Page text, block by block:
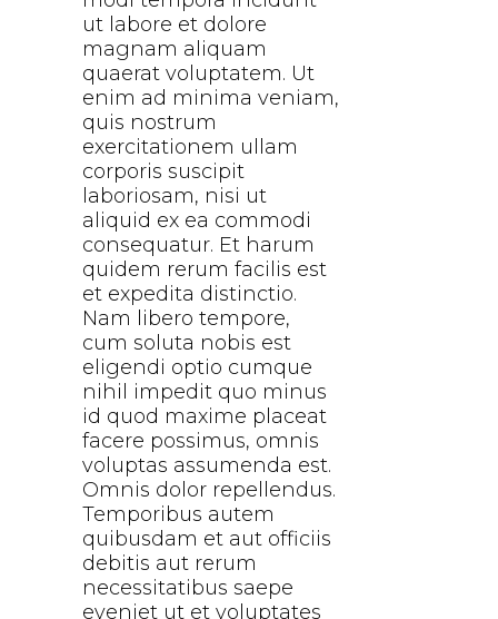
ut labore et dolore
magnam aliquam
quaerat voluptatem. Ut
enim ad minima veniam,
quis nostrum
exercitationem ullam
corporis suscipit
laboriosam, nisi ut
aliquid ex ea commodi
consequatur. Et harum
quidem rerum facilis est
et expedita distinctio.
Nam libero tempore,
cum soluta nobis est
eligendi optio cumque
nihil impedit quo minus
id quod maxime placeat
facere possimus, omnis
voluptas assumenda est.
Omnis dolor repellendus.
Temporibus autem
quibusdam et aut officiis
debitis aut rerum
necessitatibus saepe
eveniet ut et voluptates